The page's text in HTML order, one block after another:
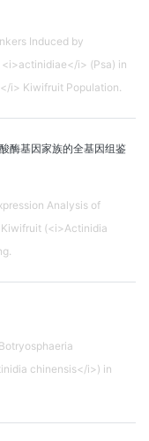
Induced by
i> (Psa) in
i> Kiwifruit Population.
酶基因家族的全基因组鉴
Analysis of
(<i>Actinidia
chinensis</i>) in